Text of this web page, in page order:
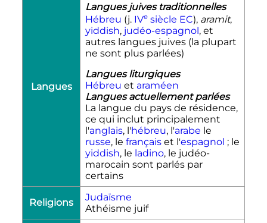
Langues
Langues juives traditionnelles
Hébreu (j. IVe siècle EC), aramit,
yiddish, judéo-espagnol, et
autres langues juives (la plupart
ne sont plus parlées)
Langues liturgiques
Hébreu et araméen
Langues actuellement parlées
La langue du pays de résidence,
ce qui inclut principalement
l'anglais, l'hébreu, l'arabe le
russe, le français et l'espagnol ; le
yiddish, le ladino, le judéo-
marocain sont parlés par
certains
Religions
Judaïsme
Athéisme juif